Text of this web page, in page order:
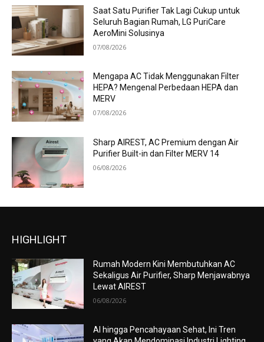
Saat Satu Purifier Tak Lagi Cukup untuk
Seluruh Bagian Rumah, LG PuriCare
AeroMini Solusinya
07/08/2026
Mengapa AC Tidak Menggunakan Filter
HEPA? Mengenal Perbedaan HEPA dan
MERV
07/08/2026
Sharp AIREST, AC Premium dengan Air
Purifier Built-in dan Filter MERV 14
06/08/2026
HIGHLIGHT
Rumah Modern Kini Membutuhkan AC
Sekaligus Air Purifier, Sharp Menjawabnya
Lewat AIREST
06/08/2026
AI hingga Pencahayaan Sehat, Ini Tren